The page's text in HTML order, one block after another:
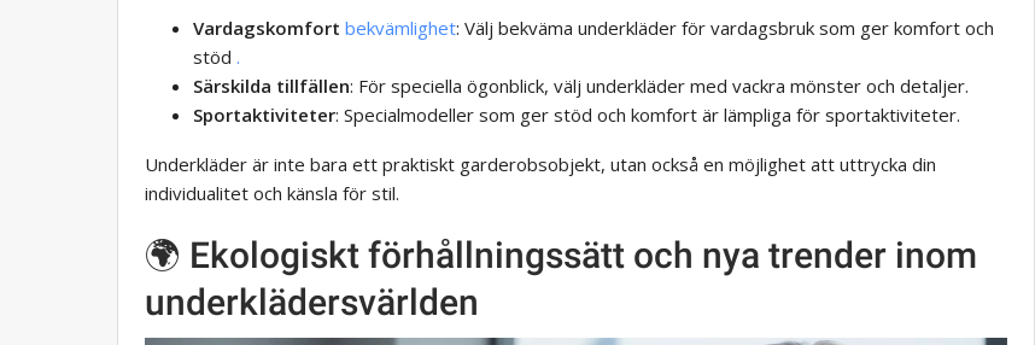
Vardagskomfort bekvämlighet: Välj bekväma underkläder för vardagsbruk som ger komfort och
stöd .
Särskilda tillfällen: För speciella ögonblick, välj underkläder med vackra mönster och detaljer.
Sportaktiviteter: Specialmodeller som ger stöd och komfort är lämpliga för sportaktiviteter.
Underkläder är inte bara ett praktiskt garderobsobjekt, utan också en möjlighet att uttrycka din
individualitet och känsla för stil.
🌍 Ekologiskt förhållningssätt och nya trender inom
underklädersvärlden